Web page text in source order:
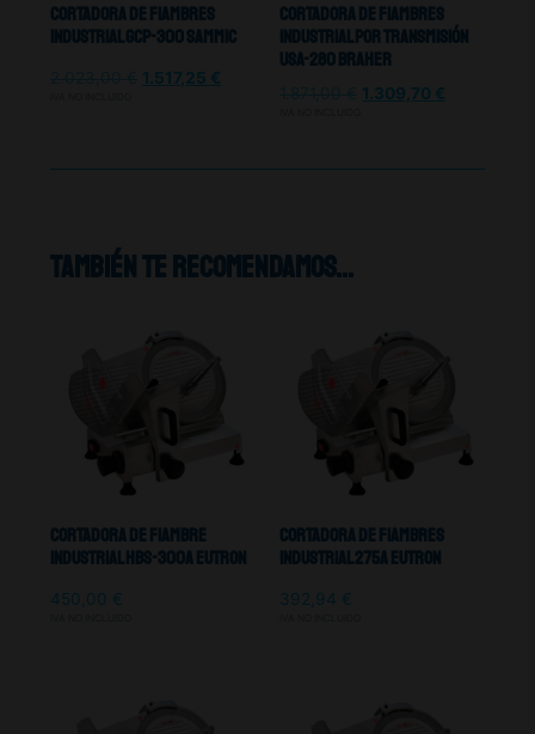
Cortadora De Fiambres
Industrial GCP-300 Sammic
1.517,25 €
Cortadora De Fiambres
Industrial Por transmisión
USA-280 Braher
1.309,70 €
También te recomendamos…
Cortadora De Fiambre
Industrial HBS-300A Eutron
450,00 €
Cortadora De Fiambres
Industrial 275A Eutron
392,94 €